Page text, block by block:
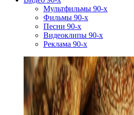
Мультфильмы 90-х
Фильмы 90-х
Песни 90-х
Видеоклипы 90-х
Реклама 90-х